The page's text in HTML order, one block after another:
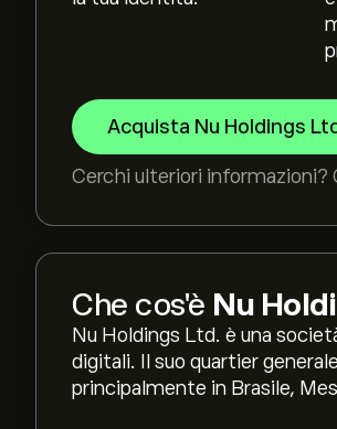
Acquista Nu Holdings
Cerchi ulteriori informazioni?
Che cos'è Nu
Nu Holdings Ltd. è una
digitali. Il suo quartier
principalmente in Brasile,